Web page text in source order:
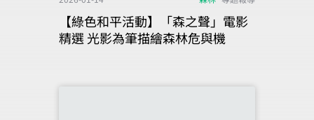
【綠色和平活動】「森之聲」電影
精選 光影為筆描繪森林危與機